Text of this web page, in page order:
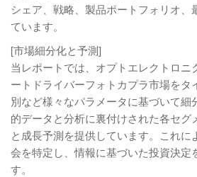
シェア、戦略、製品ポートフォリオ、
ています。
[市場細分化と予測]
当レポートでは、オプトエレクトロニ
ートドライバーフォトカプラ市場をタ
別など様々なパラメータに基づいて細
的データと分析に裏付けされた各セグ
と成長予測を提供しています。これに
会を特定し、情報に基づいた投資決定
す。